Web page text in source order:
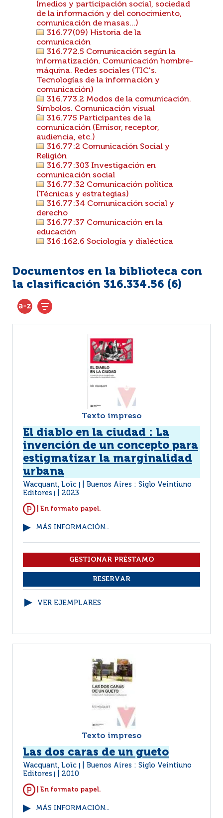
(medios y participación social, sociedad
de la información y del conocimiento,
comunicación de masas...)
316.77(09) Historia de la
comunicación
316.772.5 Comunicación según la
informatización. Comunicación hombre-
máquina. Redes sociales (TIC's.
Tecnologías de la información y
comunicación)
316.773.2 Modos de la comunicación.
Símbolos. Comunicación visual
316.775 Participantes de la
comunicación (Emisor, receptor,
audiencia, etc.)
316.77:2 Comunicación Social y
Religión
316.77:303 Investigación en
comunicación social
316.77:32 Comunicación política
(Técnicas y estrategias)
316.77:34 Comunicación social y
derecho
316.77:37 Comunicación en la
educación
316:162.6 Sociología y dialéctica
Documentos en la biblioteca con
la clasificación 316.334.56 (6)
Texto impreso
El diablo en la ciudad : La
invención de un concepto para
estigmatizar la marginalidad
urbana
Wacquant, Loïc
Buenos Aires : Siglo Veintiuno
Editores
2023
| En formato papel.
MÁS INFORMACIÓN...
VER EJEMPLARES
Texto impreso
Las dos caras de un gueto
Wacquant, Loïc
Buenos Aires : Siglo Veintiuno
Editores
2010
| En formato papel.
MÁS INFORMACIÓN...